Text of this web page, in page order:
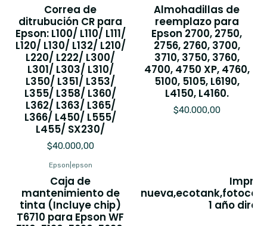
Correa de
ditrubución CR para
Epson: L100/ L110/ L111/
L120/ L130/ L132/ L210/
L220/ L222/ L300/
L301/ L303/ L310/
L350/ L351/ L353/
L355/ L358/ L360/
L362/ L363/ L365/
L366/ L450/ L555/
L455/ SX230/
$40.000,00
Almohadillas de
reemplazo para
Epson 2700, 2750,
2756, 2760, 3700,
3710, 3750, 3760,
4700, 4750 XP, 4760,
5100, 5105, L6190,
L4150, L4160.
$40.000,00
Epson epson
Caja de
mantenimiento de
tinta (Incluye chip)
T6710 para Epson WF
1 año